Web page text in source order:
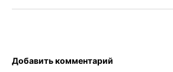
Добавить комментарий